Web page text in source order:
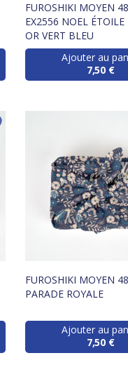
FUROSHIKI MOYEN
EX2556 NOEL
OR VERT BLEU
Ajouter au
7,50 €
FUROSHIKI MOYEN
PARADE ROYALE
Ajouter au
7,50 €